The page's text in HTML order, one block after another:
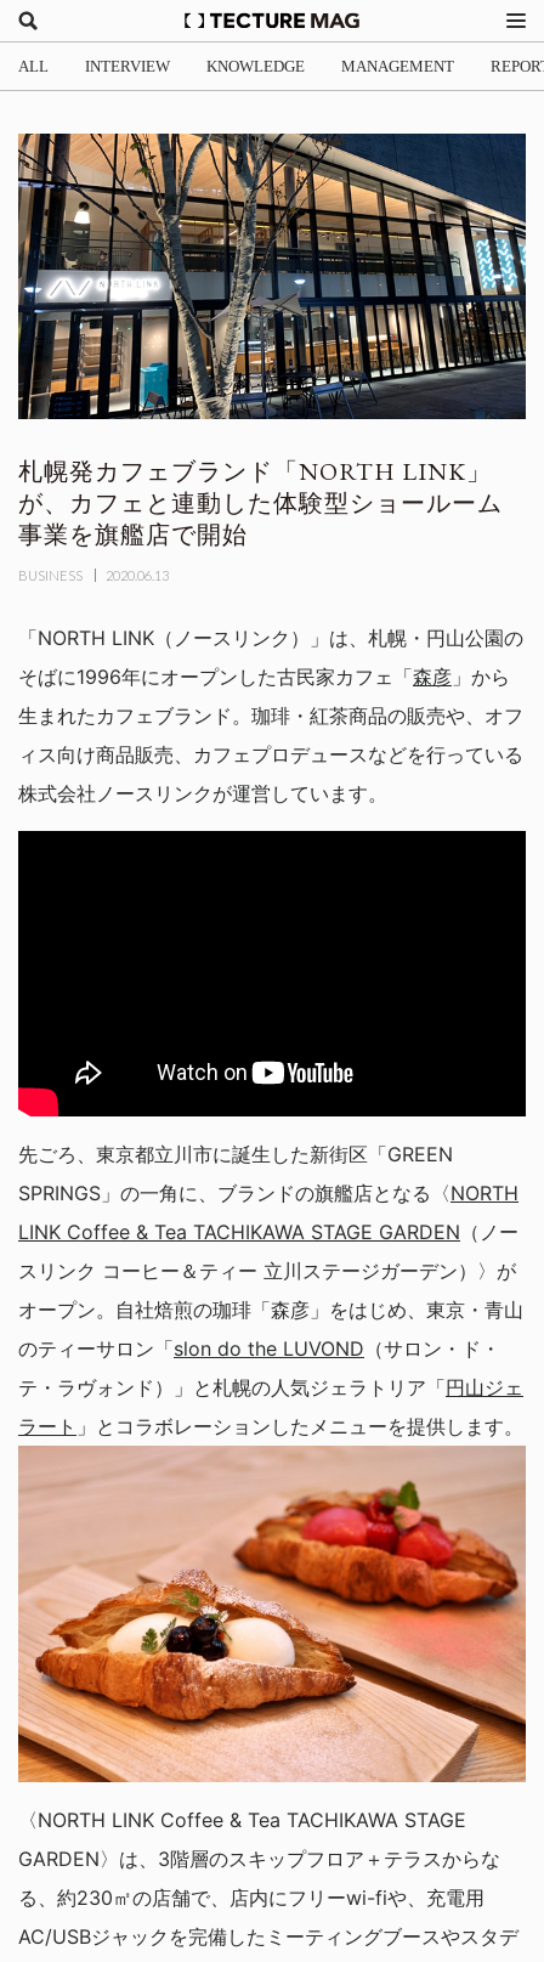
ALL INTERVIEW KNOWLEDGE MANAGEMENT
札幌発カフェブランド「NORTH LINK」
が、カフェと連動した体験型ショールーム
事業を旗艦店で開始
BUSINESS 2020.06.13
「NORTH LINK（ノースリンク）」は、札幌・円山公園の
そばに1996年にオープンした古民家カフェ「森彦 」から
生まれたカフェブランド。珈琲・紅茶商品の販売や、オフ
ィス向け商品販売、カフェプロデュースなどを行っている
株式会社ノースリンクが運営しています。
先ごろ、東京都立川市に誕生した新街区「GREEN
SPRINGS」の一角に、ブランドの旗艦店となる〈NORTH
LINK Coffee & Tea TACHIKAWA STAGE GARDEN （ノー
スリンク コーヒー＆ティー 立川ステージガーデン）〉が
オープン。自社焙煎の珈琲「森彦」をはじめ、東京・青山
のティーサロン「slon do the LUVOND （サロン・ド・
テ・ラヴォンド）」と札幌の人気ジェラトリア「円山ジェ
ラート 」とコラボレーションしたメニューを提供します。
〈NORTH LINK Coffee & Tea TACHIKAWA STAGE
GARDEN〉は、3階層のスキップフロア＋テラスからな
る、約230㎡の店舗で、店内にフリーwi-fiや、充電用
AC/USBジャックを完備したミーティングブースやスタデ